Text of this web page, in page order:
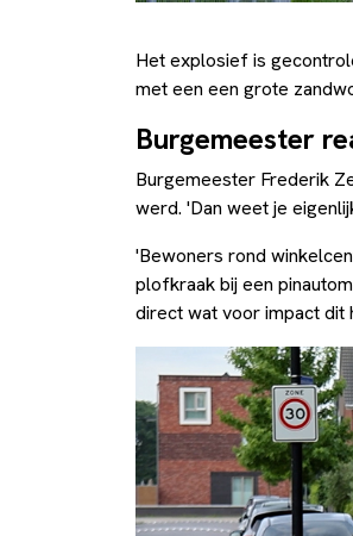
Het explosief is
met een een grote
Burgemeester
Burgemeester Frederik
werd. 'Dan weet je
'Bewoners rond
plofkraak bij een
direct wat voor impact dit